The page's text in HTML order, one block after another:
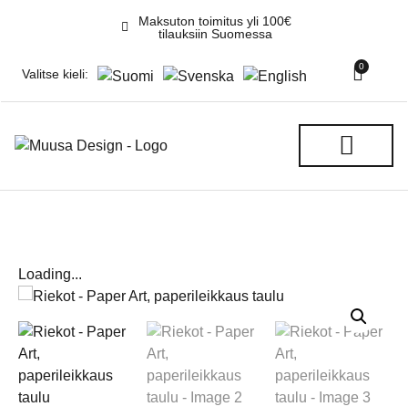
Maksuton toimitus yli 100€
tilauksiin Suomessa
Valitse kieli:
0
Loading...